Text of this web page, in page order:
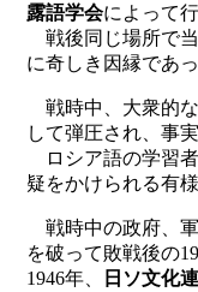
露語学会によって
戦後同じ場所で
に奇しき因縁であっ
戦時中、大衆的
して弾圧され、事
ロシア語の学習
疑をかけられる有
戦時中の政府、
を破って敗戦後の
1946年、
日ソ文化